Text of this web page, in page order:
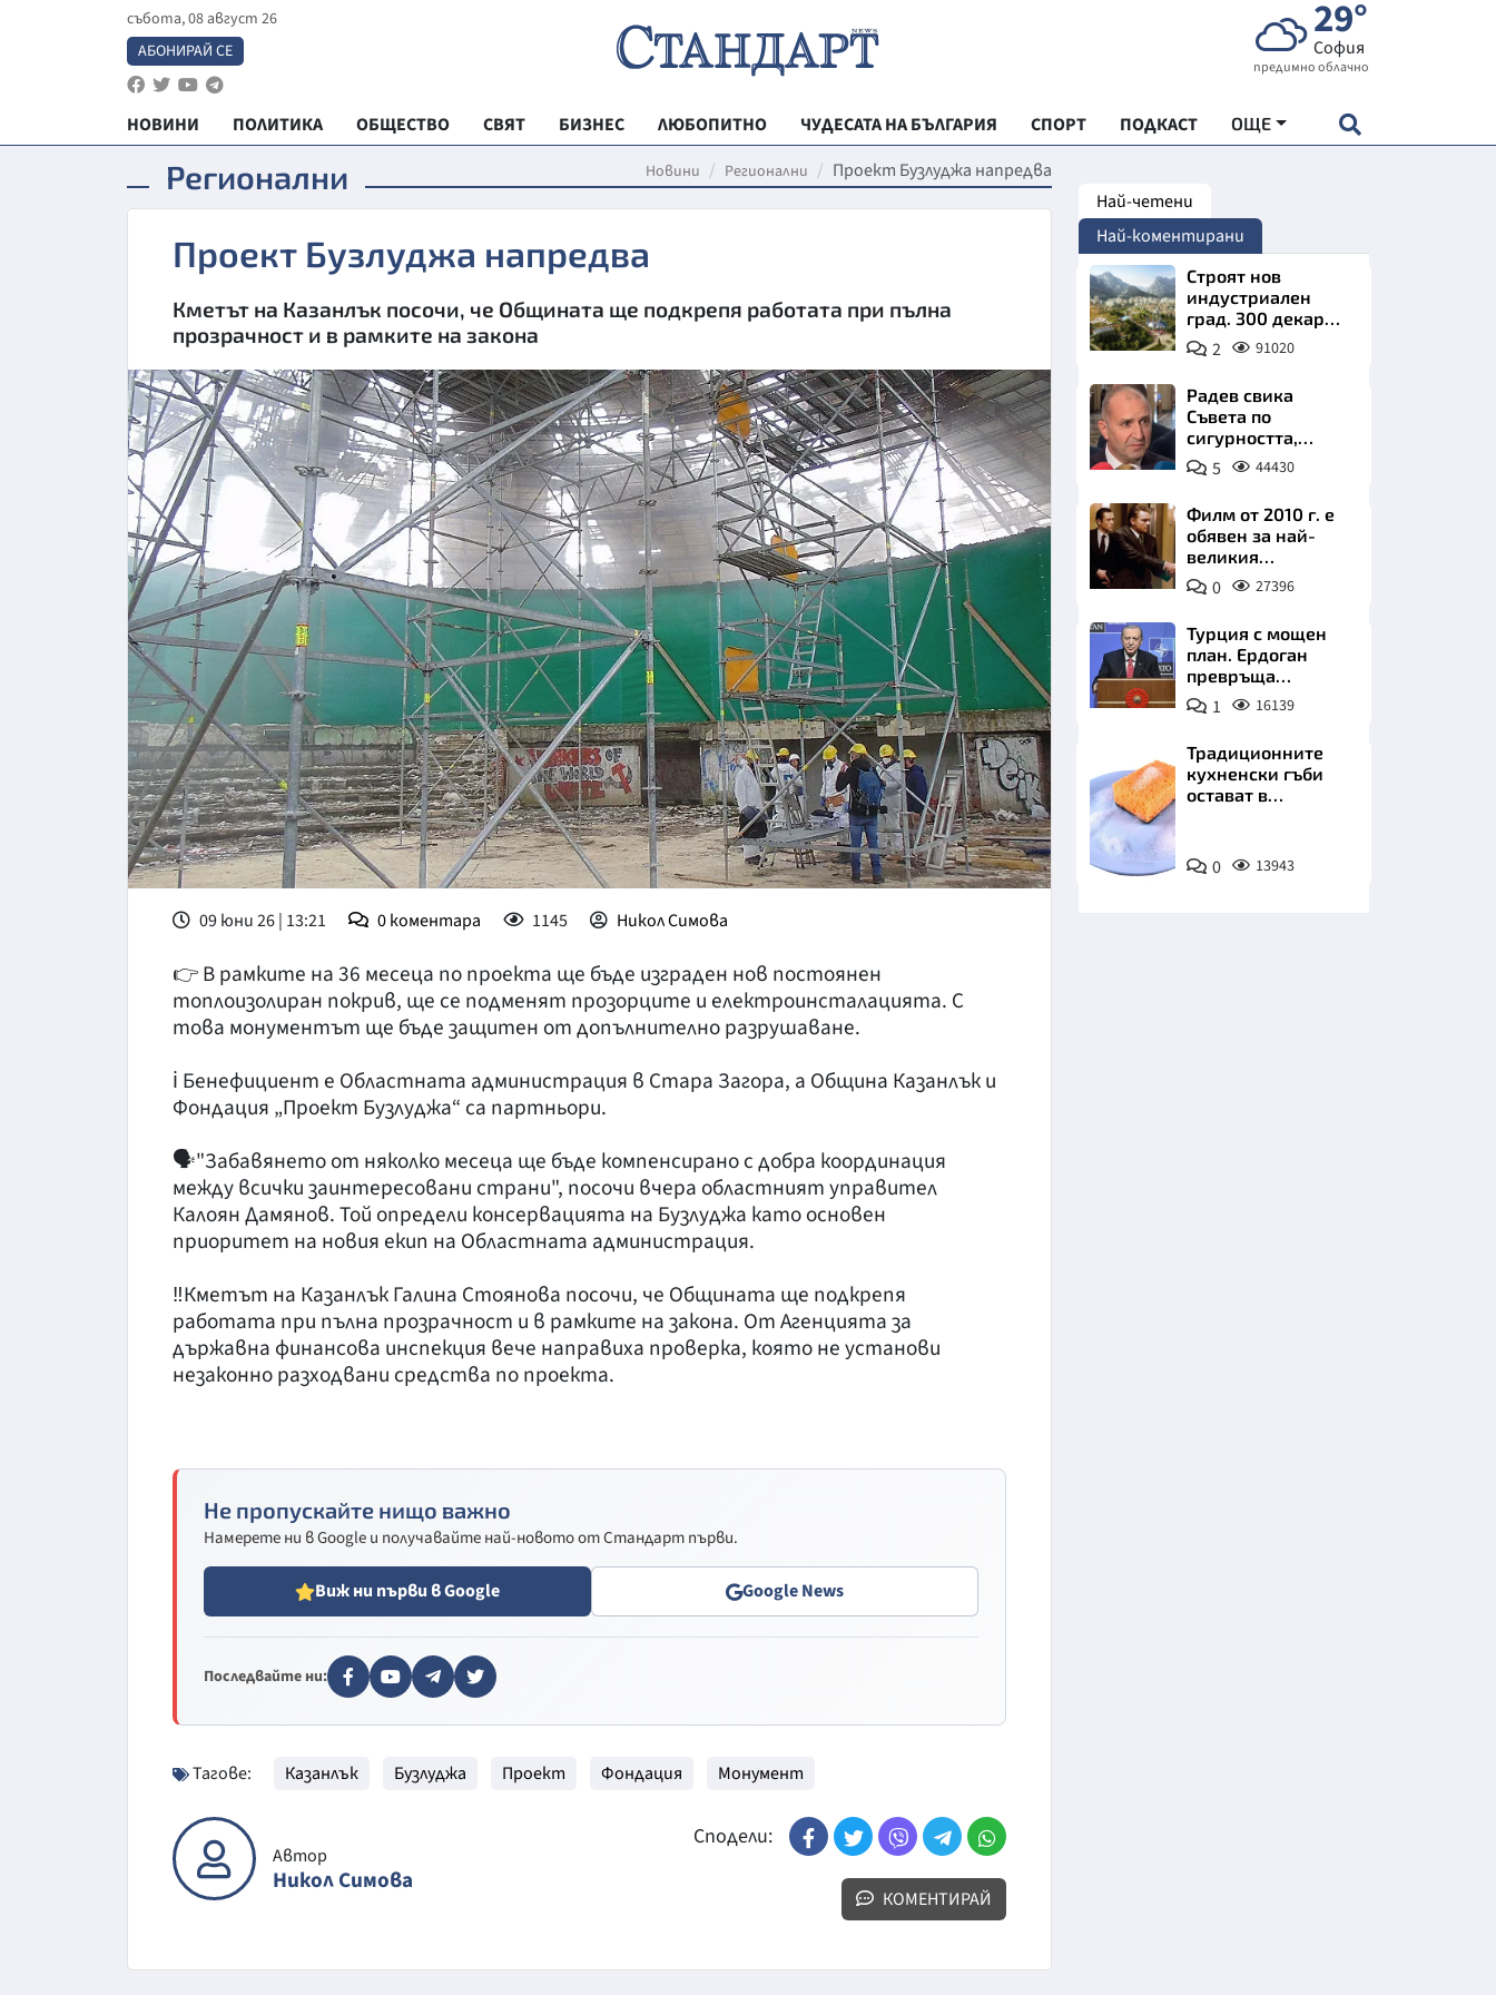
събота, 08 август 26
АБОНИРАЙ СЕ
29°
София
предимно облачно
НОВИНИ ПОЛИТИКА ОБЩЕСТВО СВЯТ БИЗНЕС ЛЮБОПИТНО ЧУДЕСАТА НА БЪЛГАРИЯ СПОРТ ПОДКАСТ ОЩЕ
РЕГИОНАЛНИ
ВЕСТНИК СТАНДАРТ
МЛАДЕЖКА АКАДЕМИЯ "ЧУДЕСАТА НА БЪЛГАРИЯ"
МОЯТ ГРАД
ТЕХНОЛОГИИ
ДА!НА БЪЛГАРСКАТА ХРАНА
ДА! НА БЪЛГАРСКАТА ИКОНОМИКА
КУЛТУРА
ПРАВОСЪДИЕ
КРИМИ
КИБЕРЗАЩИТНИЦИ
ВЯРА
ОБЯВИ
ВОЙНАТА В УКРАЙНА
ВРЕМЕТО
Регионални Новини Регионални Проект Бузлуджа напредва
Проект Бузлуджа напредва
Кметът на Казанлък посочи, че Общината ще подкрепя работата при пълна
прозрачност и в рамките на закона
09 юни 26 | 13:21 0коментара 1145 Никол Симова
👉 В рамките на 36 месеца по проекта ще бъде изграден нов постоянен
топлоизолиран покрив, ще се подменят прозорците и електроинсталацията. С
това монументът ще бъде защитен от допълнително разрушаване.
ℹ️ Бенефициент е Областната администрация в Стара Загора, а Община Казанлък и
Фондация „Проект Бузлуджа“ са партньори.
🗣️"Забавянето от няколко месеца ще бъде компенсирано с добра координация
между всички заинтересовани страни", посочи вчера областният управител
Калоян Дамянов. Той определи консервацията на Бузлуджа като основен
приоритет на новия екип на Областната администрация.
‼️Кметът на Казанлък Галина Стоянова посочи, че Общината ще подкрепя
работата при пълна прозрачност и в рамките на закона. От Агенцията за
държавна финансова инспекция вече направиха проверка, която не установи
незаконно разходвани средства по проекта.
Не пропускайте нищо важно
Намерете ни в Google и получавайте най-новото от Стандарт първи.
Виж ни първи в Google Google News
Последвайте ни:
Тагове: Казанлък Бузлуджа Проект Фондация Монумент
Автор
Никол Симова
Сподели:
КОМЕНТИРАЙ
Най-четени
Най-коментирани
Строят нов
индустриален
град. 300 декара
чакат златни
заводи
2 91020
Радев свика
Съвета по
сигурността,
следва ключово
изявление
5 44430
Филм от 2010 г. е
обявен за най-
великия
психологически
трилър в
0 27396
Турция с мощен
план. Ердоган
превръща
Джейхан в
петролно чудо
1 16139
Снимка:
Пиксабей
Традиционните
кухненски гъби
остават в
0 13943